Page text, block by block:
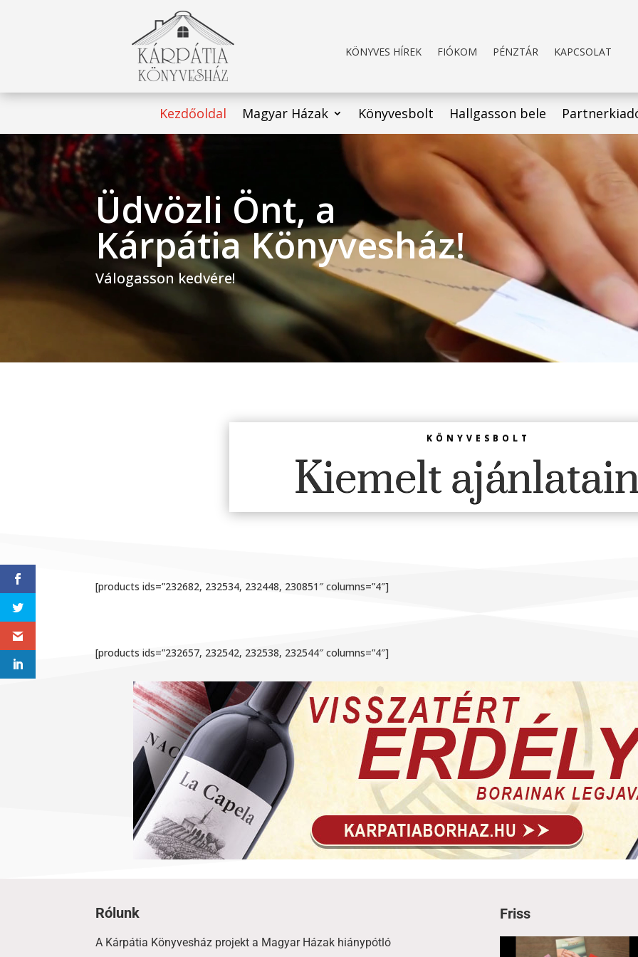
KÖNYVES HÍREK FIÓKOM PÉNZTÁR KAPCSOLAT
Kezdőoldal Magyar Házak Könyvesbolt Hallgasson bele
Videólejátszó
Üdvözli Önt, a
Kárpátia Könyvesház!
Válogasson kedvére!
KÖNYVESBOLT
Kiemelt
[products ids=”232682, 232534, 232448, 230851″ columns=”4″]
[products ids=”232657, 232542, 232538, 232544″ columns=”4″]
Rólunk
A Kárpátia Könyvesház projekt a Magyar Házak hiánypótló
Friss